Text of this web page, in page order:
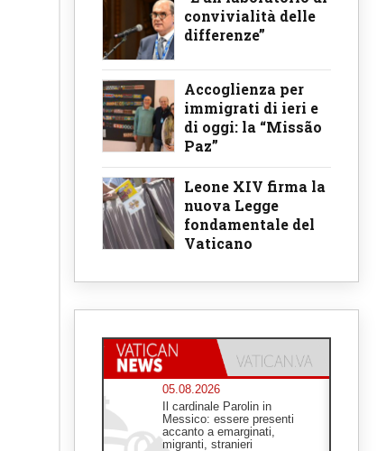
convivialità delle
differenze”
Accoglienza per
immigrati di ieri e
di oggi: la “Missão
Paz”
Leone XIV firma la
nuova Legge
fondamentale del
Vaticano
05.08.2026
Il cardinale Parolin in
Messico: essere presenti
accanto a emarginati,
migranti, stranieri